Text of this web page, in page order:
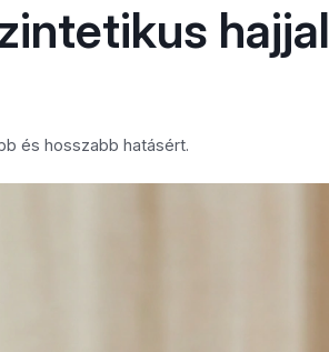
hajjal
és hosszabb hatásért.